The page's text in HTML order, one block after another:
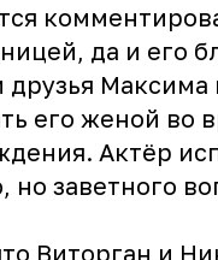
да и его
Максима
его женой во
Актёр
но заветного
Виторган и